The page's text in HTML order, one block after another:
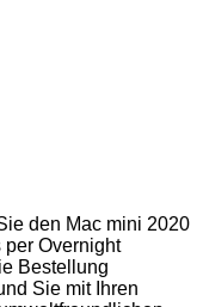
den Mac mini 2020
Overnight
Bestellung
Sie mit Ihren